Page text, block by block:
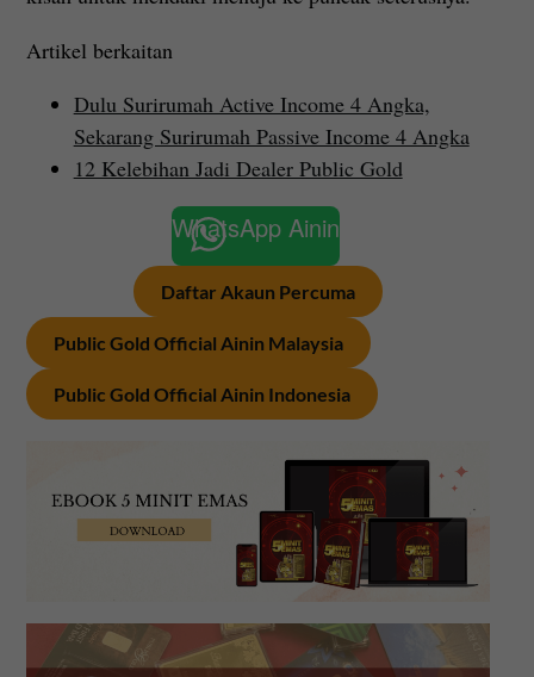
Artikel berkaitan
Dulu Surirumah Active Income 4 Angka,
Sekarang Surirumah Passive Income 4 Angka
12 Kelebihan Jadi Dealer Public Gold
WhatsApp Ainin
Daftar Akaun Percuma
Public Gold Official Ainin Malaysia
Public Gold Official Ainin Indonesia